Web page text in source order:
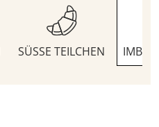
SÜSSE TEILCHEN